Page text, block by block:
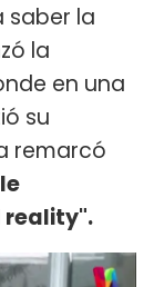
saber la
la
en una
su
remarcó
reality".